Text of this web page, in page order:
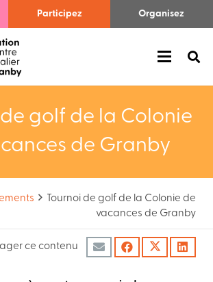
Participez Organisez
de golf de la Colonie
de Granby
Tournoi de golf de la Colonie de
vacances de Granby
ce contenu